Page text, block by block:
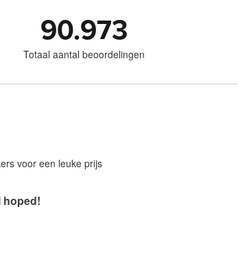
90.973
Totaal aantal beoordelingen
voor een leuke prijs
hoped!